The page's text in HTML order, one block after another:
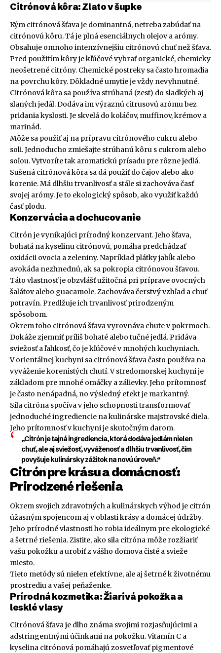
Citrónová kôra: Zlato v šupke
Kým citrónová šťava je dominantná, netreba zabúdať na
citrónovú kôru. Tá je plná esenciálnych olejov a arómy.
Obsahuje omnoho intenzívnejšiu citrónovú chuť než šťava.
Pred použitím kôry je kľúčové vybrať organické, chemicky
neošetrené citróny. Chemické postreky sa často hromadia
na povrchu kôry. Dôkladné umytie je vždy nevyhnutné.
Citrónová kôra sa používa strúhaná (zest) do sladkých aj
slaných jedál. Dodáva im výraznú citrusovú arómu bez
pridania kyslosti. Je skvelá do koláčov, muffinov, krémov a
marinád.
Môže sa použiť aj na prípravu citrónového cukru alebo
soli. Jednoducho zmiešajte strúhanú kôru s cukrom alebo
soľou. Vytvoríte tak aromatickú prísadu pre rôzne jedlá.
Sušená citrónová kôra sa dá použiť do čajov alebo ako
korenie. Má dlhšiu trvanlivosť a stále si zachováva časť
svojej arómy. Je to ekologický spôsob, ako využiť každú
časť plodu.
Konzervácia a dochucovanie
Citrón je vynikajúci prírodný konzervant. Jeho šťava,
bohatá na kyselinu citrónovú, pomáha predchádzať
oxidácii ovocia a zeleniny. Napríklad plátky jabĺk alebo
avokáda nezhnednú, ak sa pokropia citrónovou šťavou.
Táto vlastnosť je obzvlášť užitočná pri príprave ovocných
šalátov alebo guacamole. Zachováva čerstvý vzhľad a chuť
potravín. Predlžuje ich trvanlivosť prirodzeným
spôsobom.
Okrem toho citrónová šťava vyrovnáva chute v pokrmoch.
Dokáže zjemniť príliš bohaté alebo tučné jedlá. Pridáva
sviežosť a ľahkosť, čo je kľúčové v mnohých kuchyniach.
V orientálnej kuchyni sa citrónová šťava často používa na
vyváženie korenistých chutí. V stredomorskej kuchyni je
základom pre mnohé omáčky a zálievky. Jeho prítomnosť
je často nenápadná, no výsledný efekt je markantný.
Sila citróna spočíva v jeho schopnosti transformovať
jednoduché ingrediencie na kulinárske majstrovské diela.
Jeho prítomnosť v kuchyni je skutočným darom.
„Citrón je tajná ingrediencia, ktorá dodáva jedlám nielen
chuť, ale aj sviežosť, vyváženosť a dlhšiu trvanlivosť, čím
povyšuje kulinársky zážitok na novú úroveň.“
Citrón pre krásu a domácnosť:
Prirodzené riešenia
Okrem svojich zdravotných a kulinárskych výhod je citrón
úžasným spojencom aj v oblasti krásy a domácej údržby.
Jeho prírodné vlastnosti ho robia ideálnym pre ekologické
a šetrné riešenia. Zistite, ako sila citróna môže rozžiariť
vašu pokožku a urobiť z vášho domova čisté a svieže
miesto.
Tieto metódy sú nielen efektívne, ale aj šetrné k životnému
prostrediu a vašej peňaženke.
Prírodná kozmetika: Žiarivá pokožka a
lesklé vlasy
Citrónová šťava je dlho známa svojimi rozjasňujúcimi a
adstringentnými účinkami na pokožku. Vitamín C a
kyselina citrónová pomáhajú zosvetľovať pigmentové